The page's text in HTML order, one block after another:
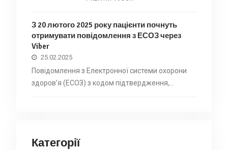
З 20 лютого 2025 року пацієнти почнуть
отримувати повідомлення з ЕСОЗ через
Viber
25.02.2025
Повідомлення з Електронної системи охорони
здоровʼя (ЕСОЗ) з кодом підтвердження,…
Категорії